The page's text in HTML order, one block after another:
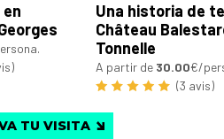
Una historia de
Château
Tonnelle
A partir de 30.00€/
(3 avis)
TU VISITA